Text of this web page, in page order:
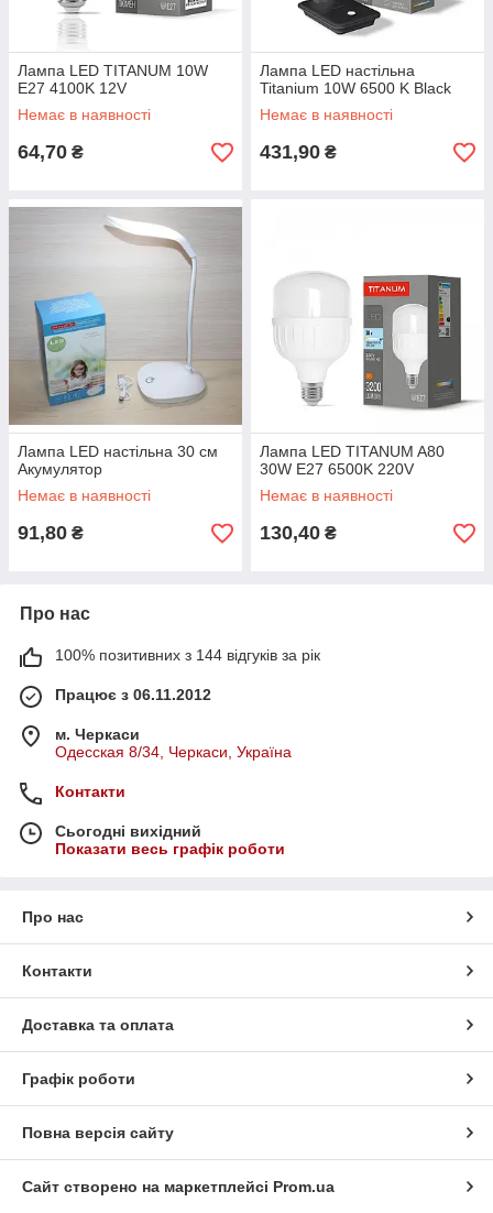
Лампа LED TITANUM 10W
E27 4100K 12V
Немає в наявності
64,70 ₴
Лампа LED настільна
Titanium 10W 6500 K Black
Немає в наявності
431,90 ₴
Лампа LED настільна 30 см
Акумулятор
Немає в наявності
91,80 ₴
Лампа LED TITANUM A80
30W E27 6500K 220V
Немає в наявності
130,40 ₴
Про нас
100% позитивних з 144 відгуків за рік
Працює з 06.11.2012
м. Черкаси
Одесская 8/34, Черкаси, Україна
Контакти
Сьогодні вихідний
Показати весь графік роботи
Про нас
Контакти
Доставка та оплата
Графік роботи
Повна версія сайту
Сайт створено на маркетплейсі Prom.ua